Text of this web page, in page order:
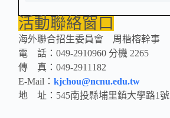
活動聯絡窗口
海外聯合招生委員會 周楷榕幹事
電 話：049-2910960 分機 2265
傳 真：049-2911182
E-Mail：kjchou@ncnu.edu.tw
地 址：545南投縣埔里鎮大學路1號